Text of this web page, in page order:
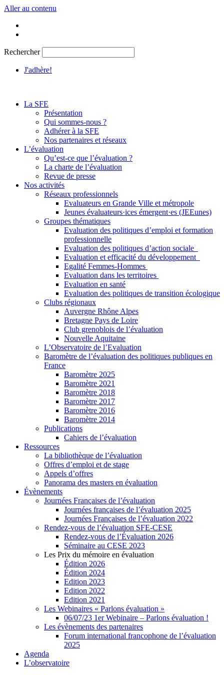
Aller au contenu
Rechercher
J'adhère!
La SFE
Présentation
Qui sommes-nous ?
Adhérer à la SFE
Nos partenaires et réseaux
L’évaluation
Qu’est-ce que l’évaluation ?
La charte de l’évaluation
Revue de presse
Nos activités
Réseaux professionnels
Evaluateurs en Grande Ville et métropole
Jeunes évaluateurs·ices émergent·es (JEEunes)
Groupes thématiques
Evaluation des politiques d’emploi et formation
professionnelle
Evaluation des politiques d’action sociale
Evaluation et efficacité du développement
Egalité Femmes-Hommes
Evaluation dans les territoires
Evaluation en santé
Evaluation des politiques de transition écologique
Clubs régionaux
Auvergne Rhône Alpes
Bretagne Pays de Loire
Club grenoblois de l’évaluation
Nouvelle Aquitaine
L’Observatoire de l’Evaluation
Baromètre de l’évaluation des politiques publiques en
France
Baromètre 2025
Baromètre 2021
Baromètre 2018
Baromètre 2017
Baromètre 2016
Baromètre 2014
Publications
Cahiers de l’évaluation
Ressources
La bibliothèque de l’évaluation
Offres d’emploi et de stage
Appels d’offres
Panorama des masters en évaluation
Évènements
Journées Françaises de l’évaluation
Journées françaises de l’évaluation 2025
Journées Françaises de l’évaluation 2022
Rendez-vous de l’évaluation SFE-CESE
Rendez-vous de l’Évaluation 2026
Séminaire au CESE 2023
Les Prix du mémoire en évaluation
Édition 2026
Édition 2024
Edition 2023
Edition 2022
Edition 2021
Les Webinaires « Parlons évaluation »
06/07/23 1er Webinaire – Parlons évaluation !
Les évènements des partenaires
Forum international francophone de l’évaluation
2025
Agenda
L’observatoire